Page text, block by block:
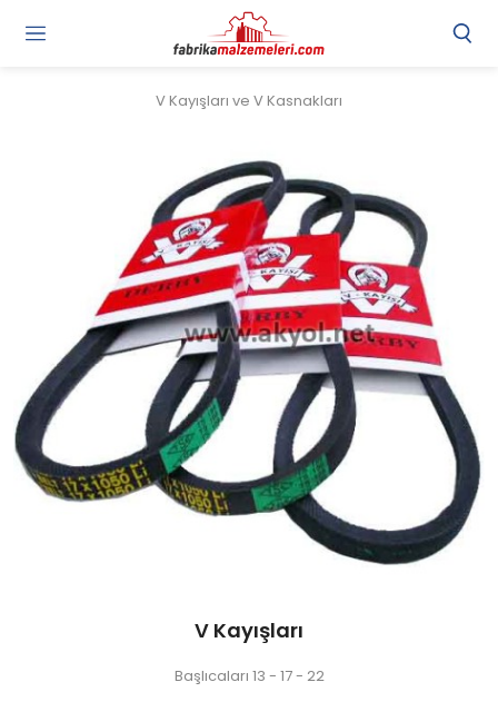
V Kayışları ve V Kasnakları
V Kayışları
Başlıcaları 13 - 17 - 22